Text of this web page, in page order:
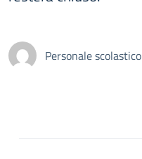
Personale scolastico